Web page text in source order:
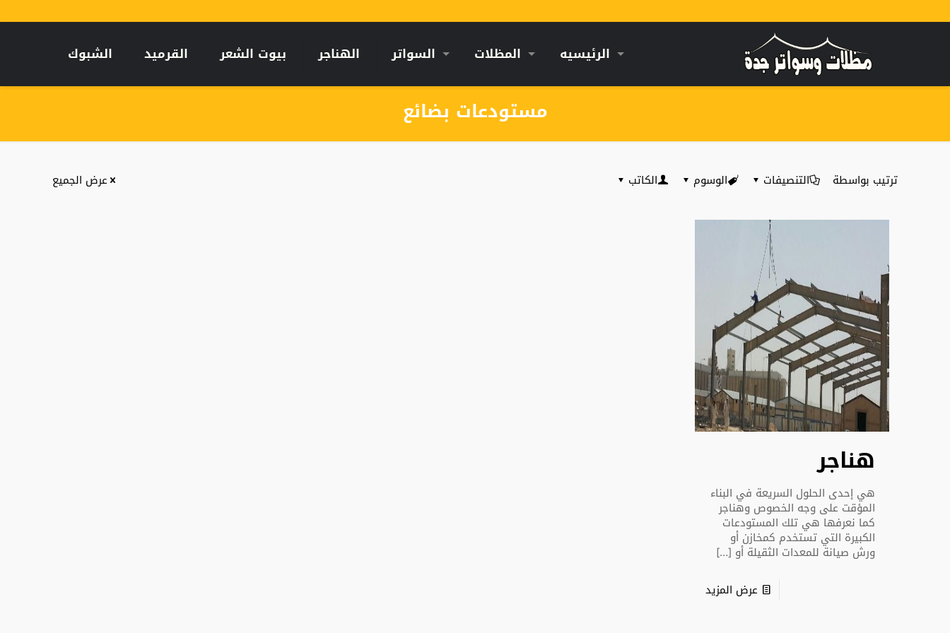
الرئيسيه المظلات السواتر الهناجر بيوت الشعر القرميد الشبوك
مستودعات بضائع
ترتيب بواسطة التنصيفات الوسوم الكاتب عرض الجميع
هناجر
هي إحدى الحلول السريعة في البناء
المؤقت على وجه الخصوص وهناجر
كما نعرفها هي تلك المستودعات
الكبيرة التي تستخدم كمخازن أو
ورش صيانة للمعدات الثقيلة أو […]
عرض المزيد